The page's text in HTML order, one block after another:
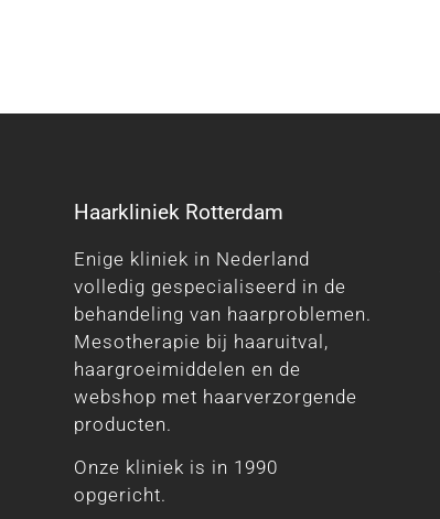
Haarkliniek Rotterdam
Enige kliniek in Nederland
volledig gespecialiseerd in de
behandeling van haarproblemen.
Mesotherapie bij haaruitval,
haargroeimiddelen en de
webshop met haarverzorgende
producten.
Onze kliniek is in 1990
opgericht.